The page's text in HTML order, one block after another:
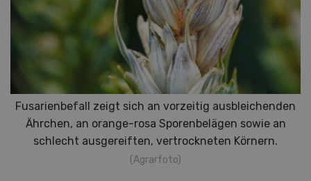
Fusarienbefall zeigt sich an vorzeitig ausbleichenden
Ährchen, an orange-rosa Sporenbelägen sowie an
schlecht ausgereiften, vertrockneten Körnern.
(Agrarfoto)